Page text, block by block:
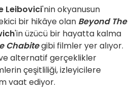
Leibovici'nin okyanusun
bir hikâye olan Beyond The
'in üzücü bir hayatta kalma
Chabitegibi filmler yer alıyor.
alternatif gerçeklikler
çeşitliliği, izleyicilere
vaat ediyor.